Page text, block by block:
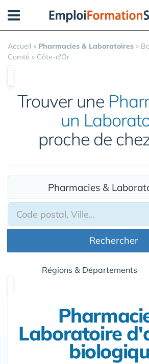
Accueil » Pharmacies & Laboratoires »
Comté » Côte-d'Or
Trouver une
un
proche de
Pharmacies &
Rechercher
Régions & Départements
Laboratoire